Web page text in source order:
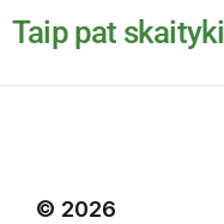
Taip pat
© 2026